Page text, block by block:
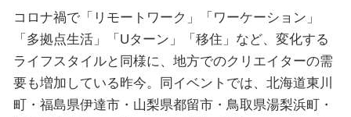
コロナ禍で「リモートワーク」「ワーケーション」
「多拠点生活」「Uターン」「移住」など、変化する
ライフスタイルと同様に、地方でのクリエイターの需
要も増加している昨今。同イベントでは、北海道東川
町・福島県伊達市・山梨県都留市・鳥取県湯梨浜町・